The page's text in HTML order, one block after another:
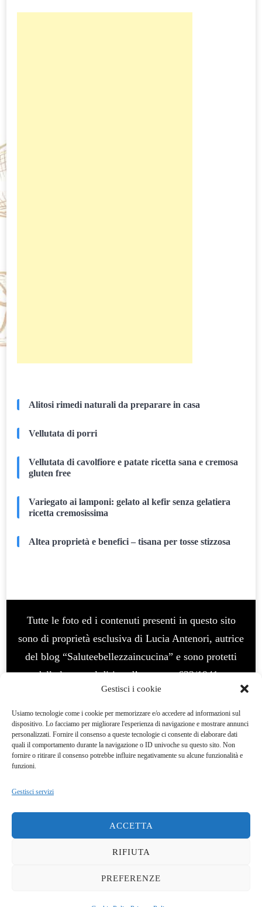
Gestisci i cookie
Usiamo tecnologie come i cookie per memorizzare e/o accedere ad informazioni sul
dispositivo. Lo facciamo per migliorare l'esperienza di navigazione e mostrare annunci
personalizzati. Fornire il consenso a queste tecnologie ci consente di elaborare dati
quali il comportamento durante la navigazione o ID univoche su questo sito. Non
fornire o ritirare il consenso potrebbe influire negativamente su alcune funzionalità e
funzioni.
Gestisci servizi
ACCETTA
RIFIUTA
PREFERENZE
Alitosi rimedi naturali da preparare in casa
Vellutata di porri
Vellutata di cavolfiore e patate ricetta sana e cremosa
gluten free
Variegato ai lamponi: gelato al kefir senza gelatiera
ricetta cremosissima
Altea proprietà e benefici – tisana per tosse stizzosa
Tutte le foto ed i contenuti presenti in questo sito
sono di proprietà esclusiva di Lucia Antenori, autrice
del blog “Saluteebellezzaincucina” e sono protetti
dalla legge sul diritto d’autore n. 633/1941 e
successive modifiche. E’ vietato l’uso per fini
commerciali, vietata la modifica e manipolazione. La
violazione del diritto d’autore è un reato e
perseguibile legalmenteQuesto blog non rappresenta
una testata giornalistica. In quanto viene aggiornato
legge del 7/03/2001 Questo blog ha carattere
personale, non è mio intento infrangere alcun diritto
Yummy Recipe | Sviluppato da
. Powered byWordPress